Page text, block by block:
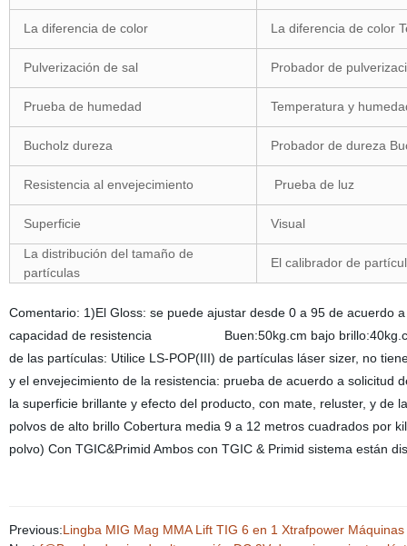
La diferencia de color La diferencia de color
Pulverización de sal Probador de
Prueba de humedad Temperatura y
Bucholz dureza Probador de dureza
Resistencia al envejecimiento Prueba de luz
Superficie Visual
La distribución del tamaño de
partículas
El calibrador de
Comentario: 1)El Gloss: se puede ajustar desde 0 a 95 de
capacidad de resistencia Buen:50kg.cm bajo brillo:40kg.cm.
de las partículas: Utilice LS-POP(III) de partículas láser sizer, no
y el envejecimiento de la resistencia: prueba de acuerdo a solicitud
la superficie brillante y efecto del producto, con mate, reluster, y
polvos de alto brillo Cobertura media 9 a 12 metros cuadrados por
polvo) Con TGIC&Primid Ambos con TGIC & Primid sistema están
Previous:Lingba MIG Mag MMA Lift TIG 6 en 1 Xtrafpower